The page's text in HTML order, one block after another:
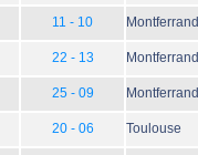
11 - 10 Montferrand
22 - 13 Montferrand
25 - 09 Montferrand
20 - 06 Toulouse